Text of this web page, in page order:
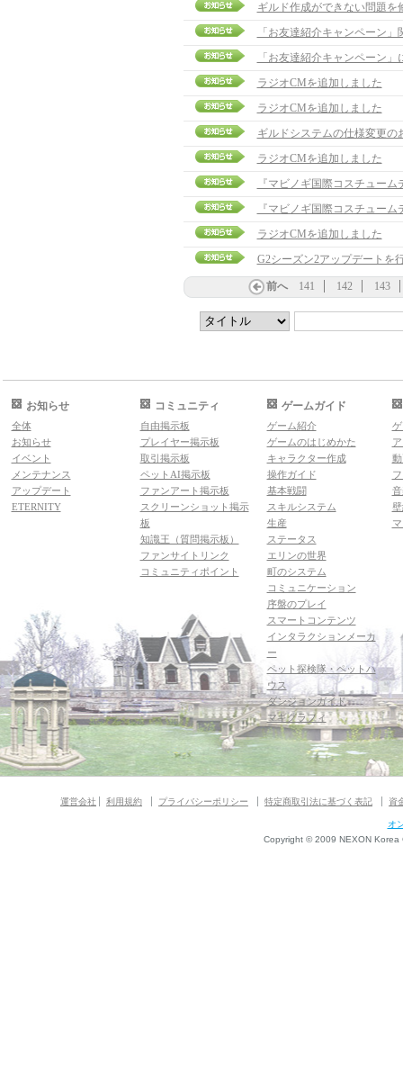
ギルド作成ができない問題を
「お友達紹介キャンペーン
「お友達紹介キャンペーン
ラジオCMを追加しました
ラジオCMを追加しました
ギルドシステムの仕様変更の
ラジオCMを追加しました
『マビノギ国際コスチュー
『マビノギ国際コスチュー
ラジオCMを追加しました
G2シーズン2アップデートを
前へ 141 142 143
お知らせ
全体
お知らせ
イベント
メンテナンス
アップデート
ETERNITY
コミュニティ
自由掲示板
プレイヤー掲示板
取引掲示板
ペットAI掲示板
ファンアート掲示板
スクリーンショット掲示
板
知識王（質問掲示板）
ファンサイトリンク
コミュニティポイント
ゲームガイド
ゲーム紹介
ゲームのはじめかた
キャラクター作成
操作ガイド
基本戦闘
スキルシステム
生産
ステータス
エリンの世界
町のシステム
コミュニケーション
序盤のプレイ
スマートコンテンツ
インタラクションメーカ
ー
ペット探検隊・ペットハ
ウス
ダンジョンガイド
マギグラフィ
運営会社 利用規約 プライバシーポリシー 特定商取引法に基づく表記 資
オ
Copyright © 2009 NEXON Korea